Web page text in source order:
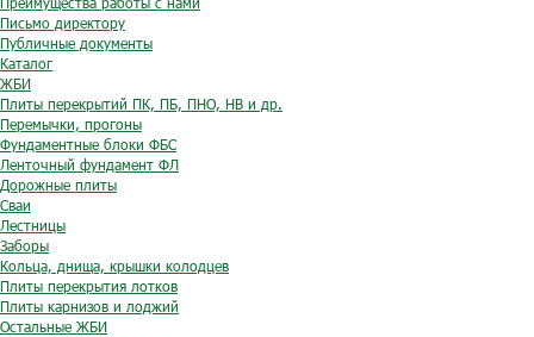
Письмо директору
Публичные документы
Каталог
ЖБИ
Плиты перекрытий ПК, ПБ, ПНО, НВ и др.
Перемычки, прогоны
Фундаментные блоки ФБС
Ленточный фундамент ФЛ
Дорожные плиты
Сваи
Лестницы
Заборы
Кольца, днища, крышки колодцев
Плиты перекрытия лотков
Плиты карнизов и лоджий
Остальные ЖБИ